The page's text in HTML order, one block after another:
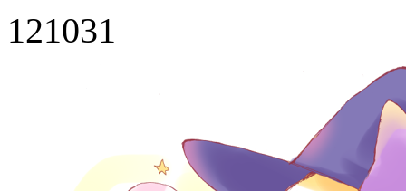
121031